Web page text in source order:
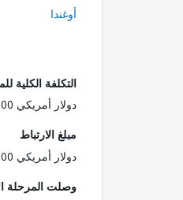
أوغندا
التكلفة الكلية
دولار أمريكي 75.00 مليون
مبلغ الارتباط
دولار أمريكي 75.00 مليون
وصلت المرحلة